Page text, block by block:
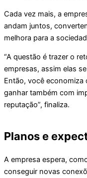
Cada vez mais, a
andam juntos,
melhora para a
“A questão é trazer o
empresas, assim elas
Então, você
ganhar também com
reputação”, finaliza.
Planos e
A empresa espera,
conseguir novas